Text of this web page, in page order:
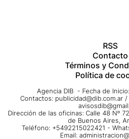
RSS
Contacto
Términos y
Política de
Agencia DIB - Fecha de
Contactos: publicidad@dib.com.ar /
Dirección de las oficinas: Calle 48 Nº
de Buenos Aires,
Teléfono: +5492215022421 -
Email: